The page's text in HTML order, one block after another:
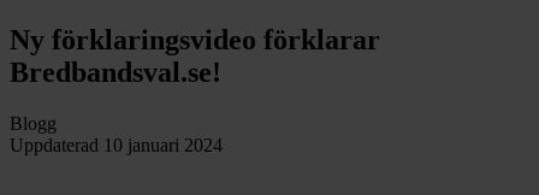
Ny förklaringsvideo förklarar
Bredbandsval.se!
Blogg
Uppdaterad 10 januari 2024